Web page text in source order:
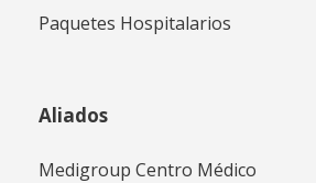
Paquetes Hospitalarios
Aliados
Medigroup Centro Médico